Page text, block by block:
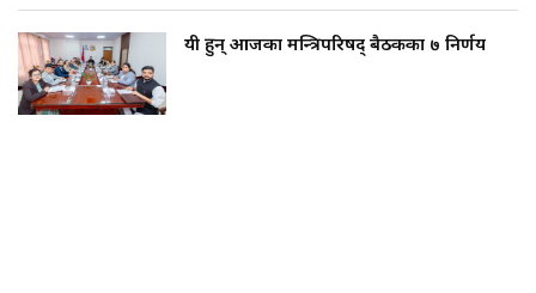
यी हुन् आजका मन्त्रिपरिषद् बैठकका ७ निर्णय